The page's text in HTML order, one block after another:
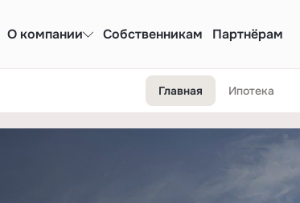
О компании Собственникам Партнёрам
Главная Ипотека